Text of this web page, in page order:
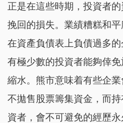
正是在這些時期，投資者
挽回的損失。業績糟糕和
在資產負債表上負債過多
有極少數的投資者能夠倖
縮水。熊市意味着有些企
不拋售股票籌集資金，而
資者，會不可避免的經歷